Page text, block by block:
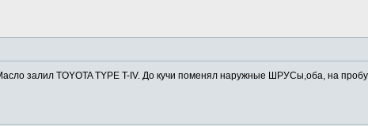
залил TOYOTA TYPE T-IV. До кучи поменял наружные ШРУСы,оба, на